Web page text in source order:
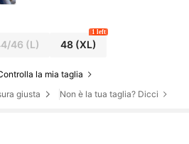
46 (L) 48(XL)
1 left
la mia taglia
giusta Non è la tua taglia? Dicci